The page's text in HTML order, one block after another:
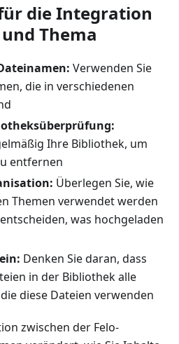
die Integration
Thema
Verwenden Sie
die in verschiedenen
Ihre Bibliothek, um
entfernen
Überlegen Sie, wie
Themen verwendet werden
was hochgeladen
Denken Sie daran, dass
in der Bibliothek alle
diese Dateien verwenden
zwischen der Felo-